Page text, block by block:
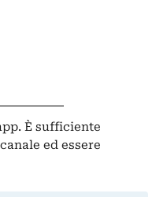
È sufficiente
ed essere